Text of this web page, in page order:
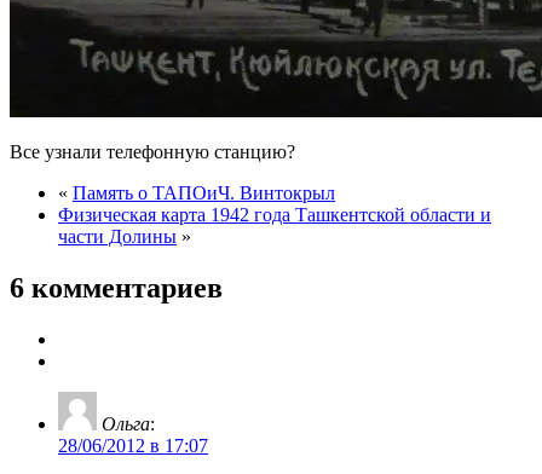
Все узнали телефонную станцию?
« Память о ТАПОиЧ. Винтокрыл
Физическая карта 1942 года Ташкентской области и
части Долины »
6 комментариев
Ольга:
28/06/2012 в 17:07